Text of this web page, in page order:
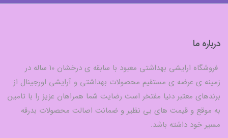
درباره ما
فروشگاه ارایشی بهداشتی معبود با سابقه ی درخشان 10 ساله در
زمینه ی عرضه ی مستقیم محصولات بهداشتی و آرایشی اورجینال از
برندهای معتبر دنیا مفتخر است رضایت شما همراهان عزیز را با تامین
به موقع و قیمت های بی نظیر و ضمانت اصالت محصولات بدرقه
مسیر خود داشته باشد.